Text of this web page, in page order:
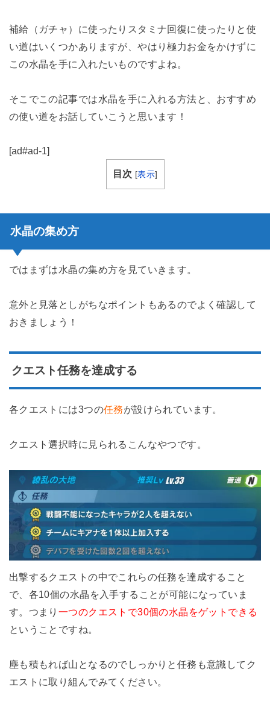
補給（ガチャ）に使ったりスタミナ回復に使ったりと使
い道はいくつかありますが、やはり極力お金をかけずに
この水晶を手に入れたいものですよね。
そこでこの記事では水晶を手に入れる方法と、おすすめ
の使い道をお話していこうと思います！
[ad#ad-1]
目次 [表示]
水晶の集め方
ではまずは水晶の集め方を見ていきます。
意外と見落としがちなポイントもあるのでよく確認して
おきましょう！
クエスト任務を達成する
各クエストには3つの任務が設けられています。
クエスト選択時に見られるこんなやつです。
出撃するクエストの中でこれらの任務を達成すること
で、各10個の水晶を入手することが可能になっていま
す。つまり 一つのクエストで30個の水晶をゲットできる
ということですね。
塵も積もれば山となるのでしっかりと任務も意識してク
エストに取り組んでみてください。